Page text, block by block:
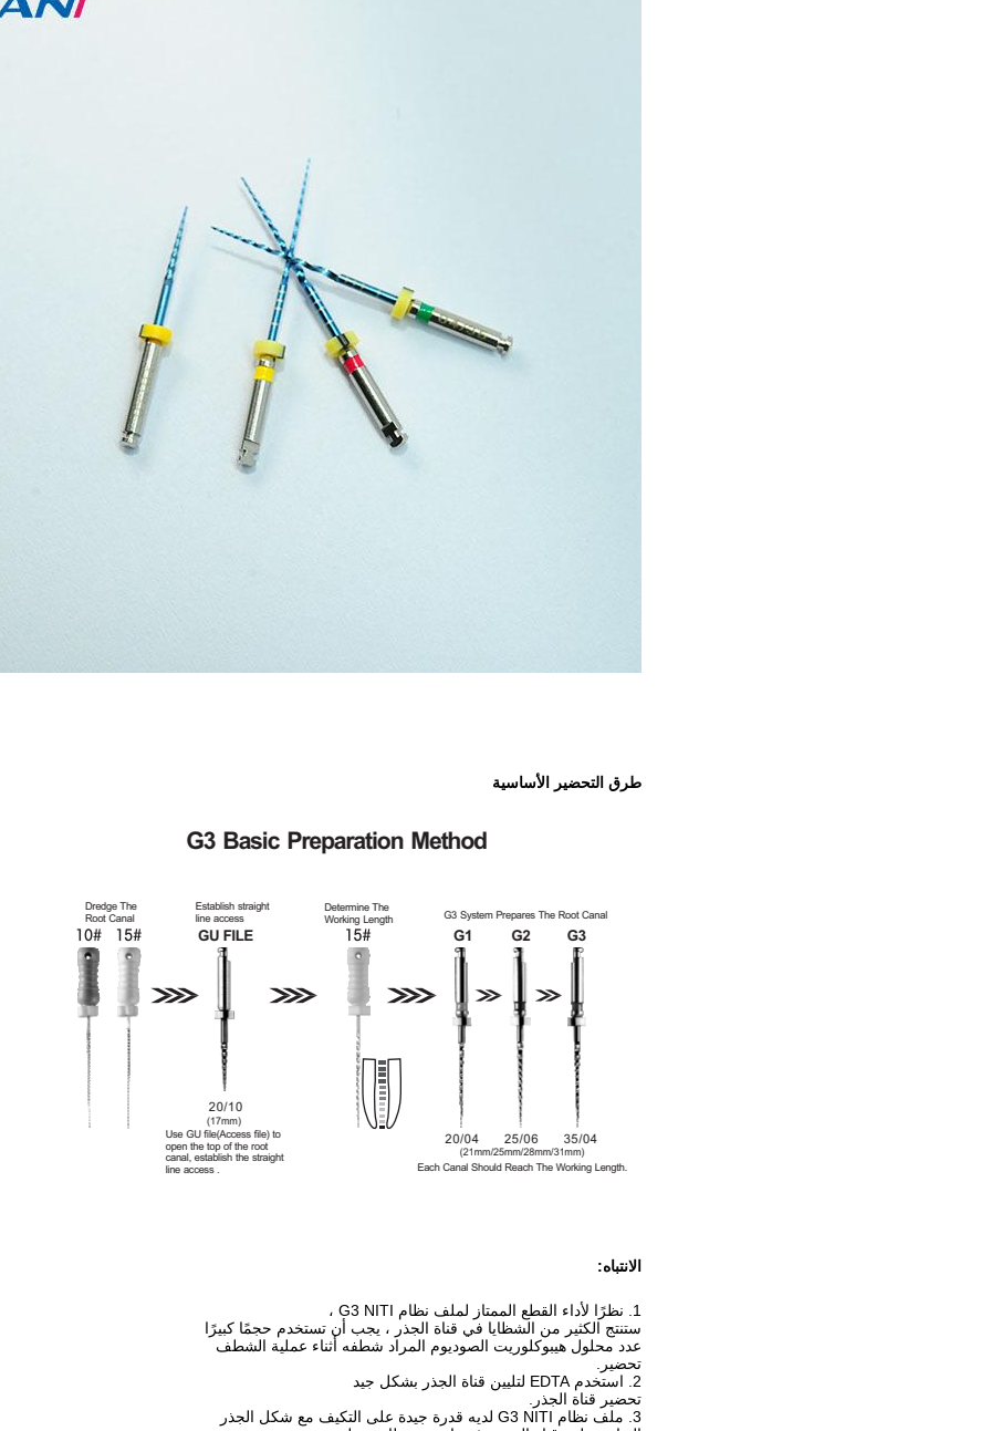
طرق التحضير الأساسية
الانتباه:
1. نظرًا لأداء القطع الممتاز لملف نظام G3 NITI ،
ستنتج الكثير من الشظايا في قناة الجذر ، يجب أن تستخدم حجمًا كبيرًا
عدد محلول هيبوكلوريت الصوديوم المراد شطفه أثناء عملية الشطف
تحضير.
2. استخدم EDTA لتليين قناة الجذر بشكل جيد
تحضير قناة الجذر.
3. ملف نظام G3 NITI لديه قدرة جيدة على التكيف مع شكل الجذر